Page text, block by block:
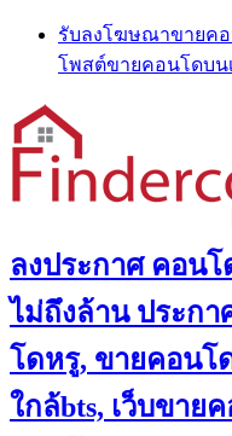
Skip
content
รับลงโฆษณาขายคอ
โพสต์ขายคอนโดบน
ลงประกาศ คอน
ไม่ถึงล้าน ประก
โดหรู, ขายคอนโ
ใกล้bts, เว็บขาย